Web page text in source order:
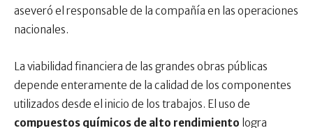
aseveró el responsable de la compañía en las operaciones
nacionales.
La viabilidad financiera de las grandes obras públicas
depende enteramente de la calidad de los componentes
utilizados desde el inicio de los trabajos. El uso de
compuestos químicos de alto rendimiento logra